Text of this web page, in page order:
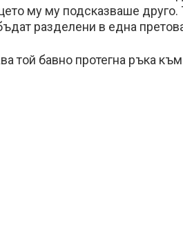
му му подсказваше
разделени в една
той бавно протегна ръка